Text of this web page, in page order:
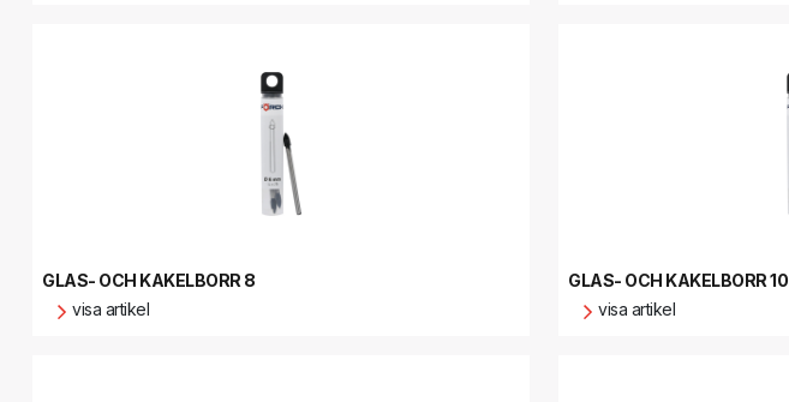
GLAS- OCH KAKELBORR 8
visa artikel
GLAS- OCH KAKELBORR 10
visa artikel